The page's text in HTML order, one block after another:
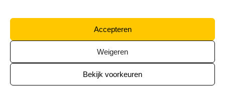
Accepteren
Weigeren
Bekijk voorkeuren